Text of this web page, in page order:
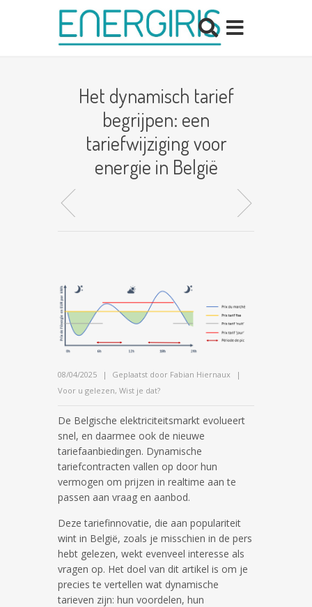
Het dynamisch tarief
begrijpen: een
tariefwijziging voor
energie in België
08/04/2025 Geplaatst door Fabian Hiernaux
Voor u gelezen, Wist je dat?
De Belgische elektriciteitsmarkt evolueert
snel, en daarmee ook de nieuwe
tariefaanbiedingen. Dynamische
tariefcontracten vallen op door hun
vermogen om prijzen in realtime aan te
passen aan vraag en aanbod.
Deze tariefinnovatie, die aan populariteit
wint in België, zoals je misschien in de pers
hebt gelezen, wekt evenveel interesse als
vragen op. Het doel van dit artikel is om je
precies te vertellen wat dynamische
tarieven zijn: hun voordelen, hun